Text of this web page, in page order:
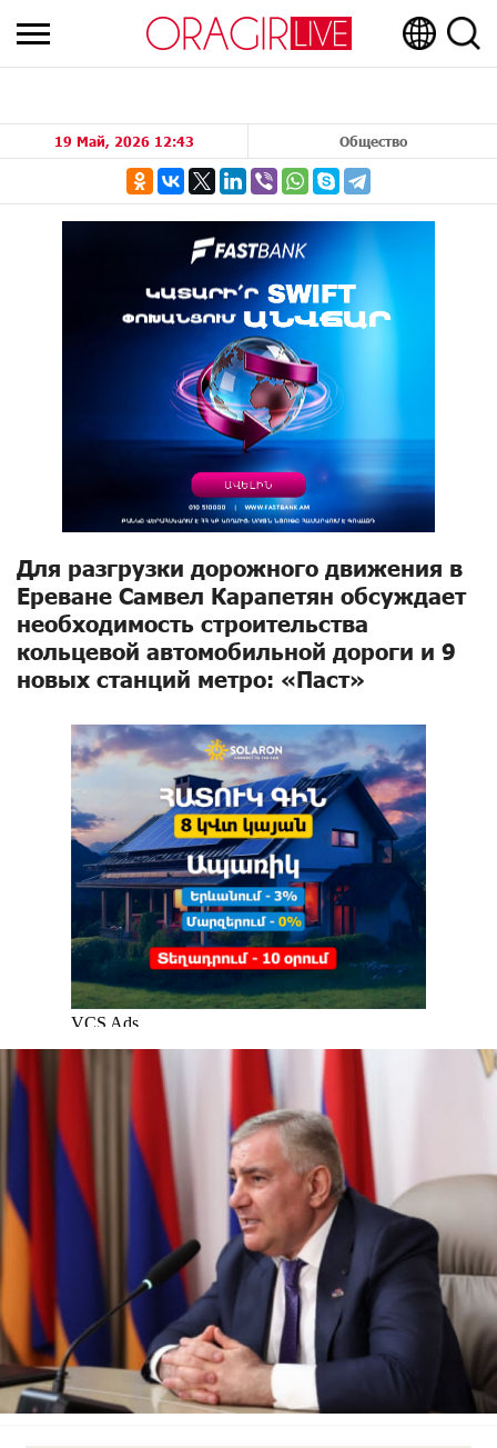
19 Май, 2026 12:43 Общество
Для разгрузки дорожного движения в
Ереване Самвел Карапетян обсуждает
необходимость строительства
кольцевой автомобильной дороги и 9
новых станций метро: «Паст»